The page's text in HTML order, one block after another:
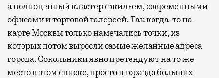
а полноценный кластер с жильем, современными
офисами и торговой галереей. Так когда-то на
карте Москвы только намечались точки, из
которых потом выросли самые желанные адреса
города. Сокольники явно претендуют на то же
место в этом списке, просто в гораздо больших